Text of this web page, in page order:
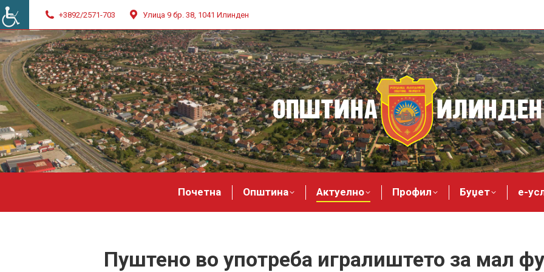
+3892/2571-703 Улица 9 бр. 38, 1041 Илинден
Почетна Општина Актуелно Профил Буџет е-
Пуштено во употреба игралиштето за мал